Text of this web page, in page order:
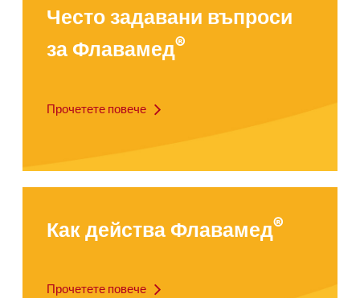
Често задавани въпроси
за Флавамед®
Прочетете повече
Как действа Флавамед®
Прочетете повече